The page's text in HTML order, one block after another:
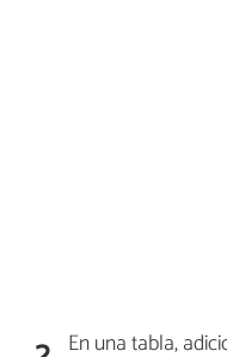
En una tabla,